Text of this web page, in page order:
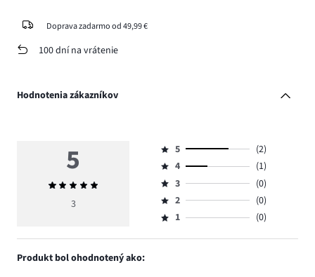
Doprava zadarmo od 49,99 €
100 dní na vrátenie
Hodnotenia zákazníkov
5
Priemerné
hodnotenie
3
Hodnotenie
5,
počet
hlasov
2.
5
(2)
Hodnotenie
4,
počet
hlasov
4
(1)
Hodnotenie
3,
počet
3
(0)
Hodnotenie
2,
2
(0)
Hodnotenie
1,
1 (0)
Produkt bol ohodnotený ako: